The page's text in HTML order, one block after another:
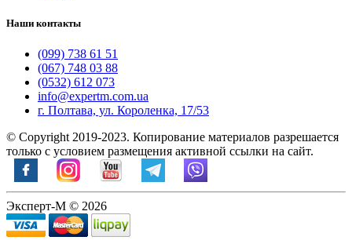
Наши контакты
(099) 738 61 51
(067) 748 03 88
(0532) 612 073
info@expertm.com.ua
г. Полтава, ул. Короленка, 17/53
© Copyright 2019-2023. Копирование материалов разрешается
только с условием размещения активной ссылки на сайт.
Эксперт-М © 2026